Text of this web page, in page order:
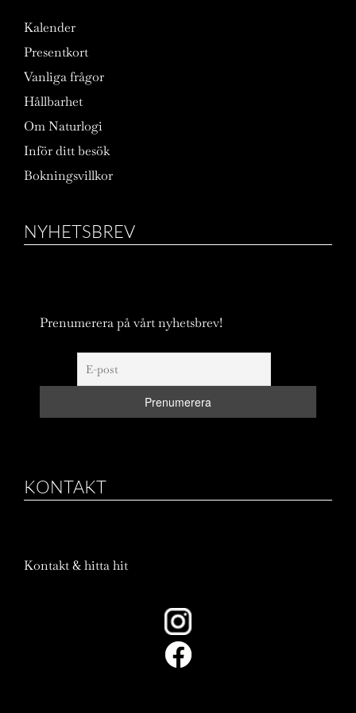
Kalender
Presentkort
Vanliga frågor
Hållbarhet
Om Naturlogi
Inför ditt besök
Bokningsvillkor
NYHETSBREV
Prenumerera på vårt nyhetsbrev!
KONTAKT
Kontakt & hitta hit